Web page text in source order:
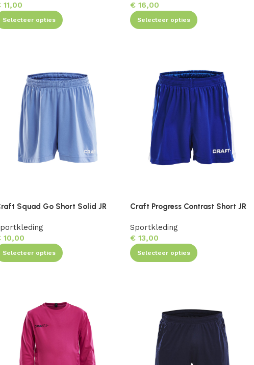
11,00
Selecteer opties
€16,00
Selecteer opties
Squad Go Short Solid JR
10,00
Selecteer opties
Craft Progress Contrast Short JR
Sportkleding
€13,00
Selecteer opties